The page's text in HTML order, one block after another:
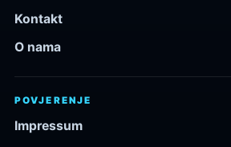
Kontakt
O nama
POVJERENJE
Impressum